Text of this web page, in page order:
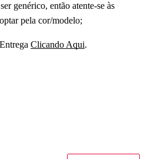
genérico, então atente-se às
pela cor/modelo;
Clicando Aqui.